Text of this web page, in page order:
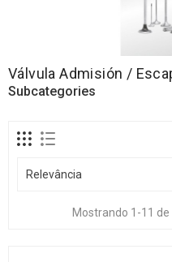
Válvula Admisión /
Subcategories
Relevância
Mostrando 1-11